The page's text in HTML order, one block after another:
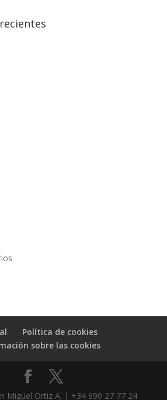
Política de cookies
sobre las cookies
Miguel Ortiz A. | +34 690 27 77 24